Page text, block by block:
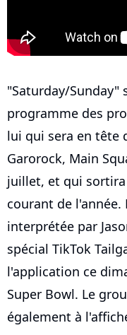
"Saturday/Sunday"
programme des
lui qui sera en tête
Garorock, Main
juillet, et qui sortira
courant de l'année.
interprétée par
spécial TikTok
l'application ce
Super Bowl. Le
également à